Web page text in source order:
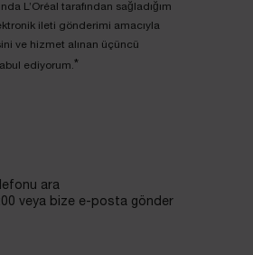
L’Oréal tarafından sağladığım
ileti gönderimi amacıyla
ve hizmet alınan üçüncü
ediyorum. *
ara
veya bize e-posta gönder